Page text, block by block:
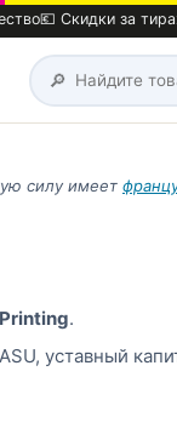
💶 Скидки за
🔎
силу имеет
.
уставный